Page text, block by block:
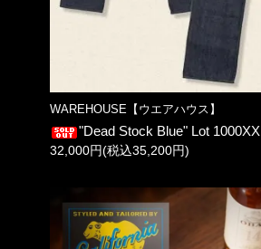
WAREHOUSE【ウエアハウス】
"Dead Stock Blue" Lot 1000XX
32,000円(税込35,200円)